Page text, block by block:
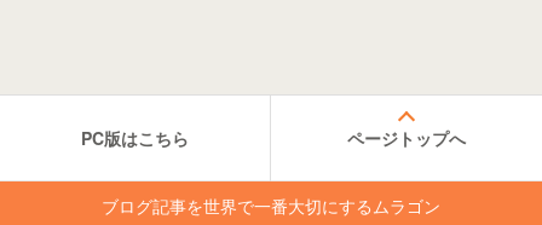
PC版はこちら ページトップへ
ブログ記事を世界で一番大切にするムラゴン